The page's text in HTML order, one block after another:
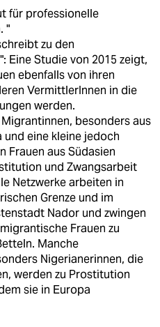
für professionelle
"
zu den
Eine Studie von 2015 zeigt,
ebenfalls von ihren
VermittlerInnen in die
werden.
besonders aus
und eine kleine jedoch
Frauen aus Südasien
und Zwangsarbeit
Netzwerke arbeiten in
Grenze und im
Nador und zwingen
Frauen zu
Manche
Nigerianerinnen, die
werden zu Prostitution
sie in Europa